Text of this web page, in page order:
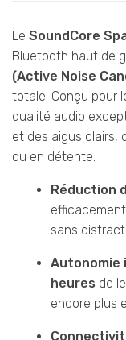
Le SoundCore
Bluetooth haut de
(Active Noise
totale. Conçu pour
qualité audio
et des aigus clairs,
ou en détente.
Réduction
sans
Autonomie
heures de
encore plus